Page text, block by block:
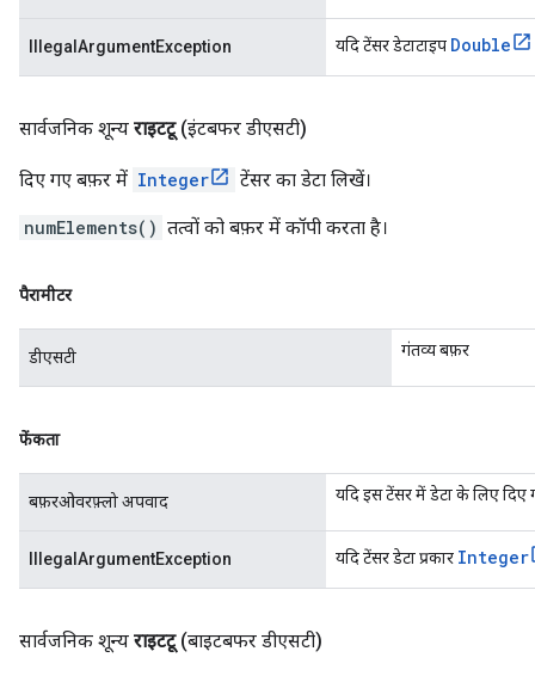
IllegalArgumentException यदि टेंसर डेटाटाइप Double
सार्वजनिक शून्य राइटटू (इंटबफर डीएसटी)
दिए गए बफ़र में Integer टेंसर का डेटा लिखें।
numElements() तत्वों को बफ़र में कॉपी करता है।
पैरामीटर
डीएसटी गंतव्य बफ़र
फेंकता
बफ़रओवरफ़्लो अपवाद यदि इस टेंसर में डेटा के लिए दिए
IllegalArgumentException यदि टेंसर डेटा प्रकार Integer
सार्वजनिक शून्य राइटटू (बाइटबफर डीएसटी)